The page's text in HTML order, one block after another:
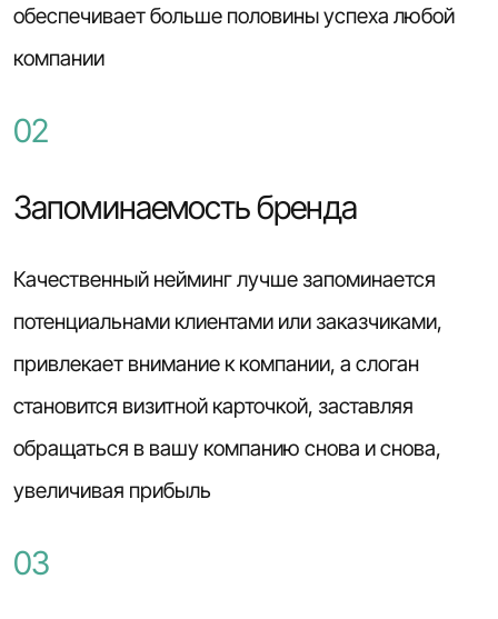
обеспечивает больше половины успеха любой
компании
02
Запоминаемость бренда
Качественный нейминг лучше запоминается
потенциальнами клиентами или заказчиками,
привлекает внимание к компании, а слоган
становится визитной карточкой, заставляя
обращаться в вашу компанию снова и снова,
увеличивая прибыль
03